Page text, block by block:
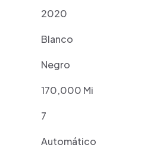
2020
Blanco
Negro
170,000 Mi
7
Automático